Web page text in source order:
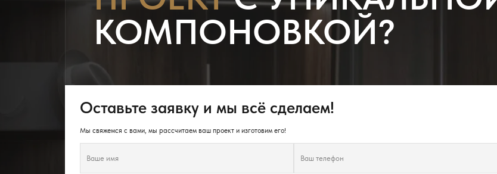
КОМПОНОВКОЙ?
Оставьте заявку и мы всё сделаем!
Мы свяжемся с вами, мы рассчитаем ваш проект и изготовим его!